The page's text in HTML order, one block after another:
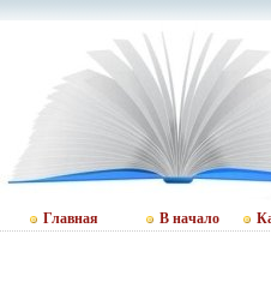
Главная В начало